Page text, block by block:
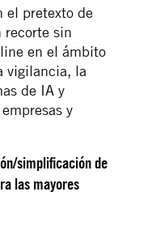
el pretexto de
sin
en el ámbito
vigilancia, la
de IA y
y
simplificación de
las mayores